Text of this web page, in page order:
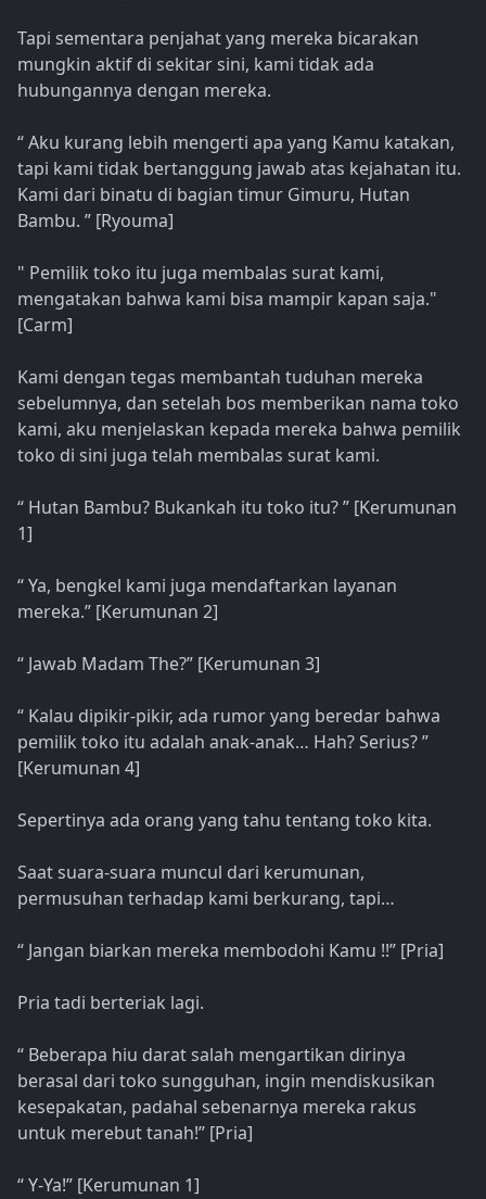
Tapi sementara penjahat yang mereka bicarakan
mungkin aktif di sekitar sini, kami tidak ada
hubungannya dengan mereka.
“ Aku kurang lebih mengerti apa yang Kamu katakan,
tapi kami tidak bertanggung jawab atas kejahatan itu.
Kami dari binatu di bagian timur Gimuru, Hutan
Bambu. ” [Ryouma]
" Pemilik toko itu juga membalas surat kami,
mengatakan bahwa kami bisa mampir kapan saja."
[Carm]
Kami dengan tegas membantah tuduhan mereka
sebelumnya, dan setelah bos memberikan nama toko
kami, aku menjelaskan kepada mereka bahwa pemilik
toko di sini juga telah membalas surat kami.
“ Hutan Bambu? Bukankah itu toko itu? ” [Kerumunan
1]
“ Ya, bengkel kami juga mendaftarkan layanan
mereka.” [Kerumunan 2]
“ Jawab Madam The?” [Kerumunan 3]
“ Kalau dipikir-pikir, ada rumor yang beredar bahwa
pemilik toko itu adalah anak-anak… Hah? Serius? ”
[Kerumunan 4]
Sepertinya ada orang yang tahu tentang toko kita.
Saat suara-suara muncul dari kerumunan,
permusuhan terhadap kami berkurang, tapi…
“ Jangan biarkan mereka membodohi Kamu !!” [Pria]
Pria tadi berteriak lagi.
“ Beberapa hiu darat salah mengartikan dirinya
berasal dari toko sungguhan, ingin mendiskusikan
kesepakatan, padahal sebenarnya mereka rakus
untuk merebut tanah!” [Pria]
“ Y-Ya!” [Kerumunan 1]